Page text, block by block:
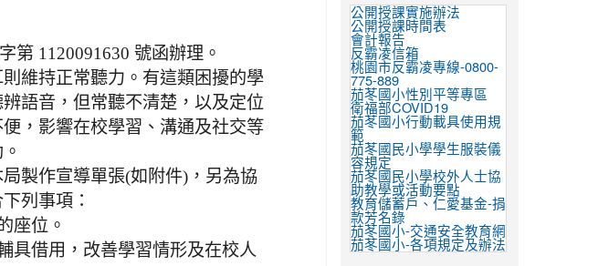
第 1120091630 號函辦理。
維持正常聽力。有這類困擾的學
語音，但常聽不清楚，以及定位
，影響在校學習、溝通及社交等
製作宣導單張(如附件)，另為協
列事項：
座位。
具借用，改善學習情形及在校人
公開授課實施辦法
公開授課時間表
會計報告
反霸凌信箱
桃園市反霸凌專線-0800-
775-889
茄苳國小性別平等專區
衛福部COVID19
茄苳國小行動載具使用規
範
茄苳國民小學學生服裝儀
容規定
茄苳國民小學校外人士協
助教學或活動要點
教育儲蓄戶、仁愛基金-捐
款芳名錄
茄苳國小-交通安全教育網
茄苳國小-各項規定及辦法